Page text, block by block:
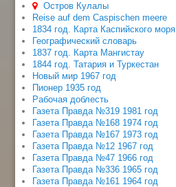
Остров Кулалы
Reise auf dem Caspischen meere
1834 год. Карта Каспийского моря
Географический словарь
1837 год. Карта Мангистау
1844 год. Татария и Туркестан
Новый мир 1967 год
Пионер 1935 год
Рабочая доблесть
Газета Правда №319 1981 год
Газета Правда №168 1974 год
Газета Правда №167 1973 год
Газета Правда №12 1967 год
Газета Правда №47 1966 год
Газета Правда №336 1965 год
Газета Правда №161 1964 год